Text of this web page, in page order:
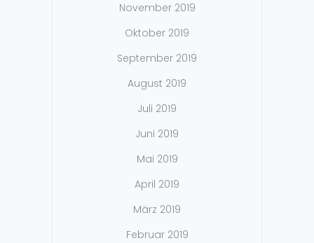
November 2019
Oktober 2019
September 2019
August 2019
Juli 2019
Juni 2019
Mai 2019
April 2019
März 2019
Februar 2019